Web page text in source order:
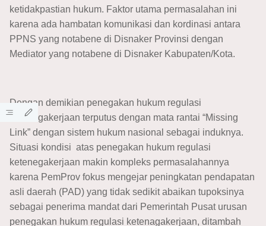
ketidakpastian hukum. Faktor utama permasalahan ini
karena ada hambatan komunikasi dan kordinasi antara
PPNS yang notabene di Disnaker Provinsi dengan
Mediator yang notabene di Disnaker Kabupaten/Kota.
Dengan demikian penegakan hukum regulasi
ketenagakerjaan terputus dengan mata rantai “Missing
Link” dengan sistem hukum nasional sebagai induknya.
Situasi kondisi atas penegakan hukum regulasi
ketenegakerjaan makin kompleks permasalahannya
karena PemProv fokus mengejar peningkatan pendapatan
asli daerah (PAD) yang tidak sedikit abaikan tupoksinya
sebagai penerima mandat dari Pemerintah Pusat urusan
penegakan hukum regulasi ketenagakerjaan, ditambah